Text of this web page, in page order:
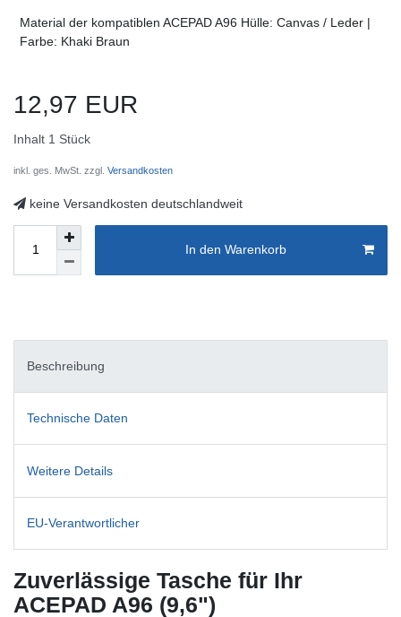
Material der kompatiblen ACEPAD A96 Hülle: Canvas / Leder |
Farbe: Khaki Braun
12,97 EUR
Inhalt 1 Stück
inkl. ges. MwSt. zzgl. Versandkosten
keine Versandkosten deutschlandweit
In den Warenkorb
Beschreibung
Technische Daten
Weitere Details
EU-Verantwortlicher
Zuverlässige Tasche für Ihr
ACEPAD A96 (9,6")